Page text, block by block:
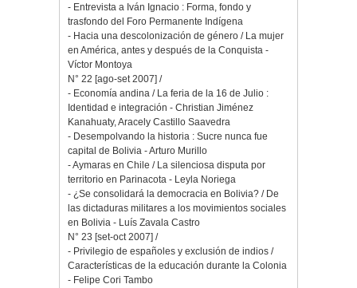
- Entrevista a Iván Ignacio : Forma, fondo y
trasfondo del Foro Permanente Indígena
- Hacia una descolonización de género / La mujer
en América, antes y después de la Conquista -
Víctor Montoya
N° 22 [ago-set 2007] /
- Economía andina / La feria de la 16 de Julio :
Identidad e integración - Christian Jiménez
Kanahuaty, Aracely Castillo Saavedra
- Desempolvando la historia : Sucre nunca fue
capital de Bolivia - Arturo Murillo
- Aymaras en Chile / La silenciosa disputa por
territorio en Parinacota - Leyla Noriega
- ¿Se consolidará la democracia en Bolivia? / De
las dictaduras militares a los movimientos sociales
en Bolivia - Luís Zavala Castro
N° 23 [set-oct 2007] /
- Privilegio de españoles y exclusión de indios /
Características de la educación durante la Colonia
- Felipe Cori Tambo